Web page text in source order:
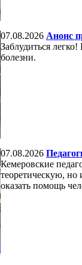
07.08.2026 Анонс
Заблудиться
болезни.
07.08.2026
Кемеровские
теоретическую, но
оказать помощь